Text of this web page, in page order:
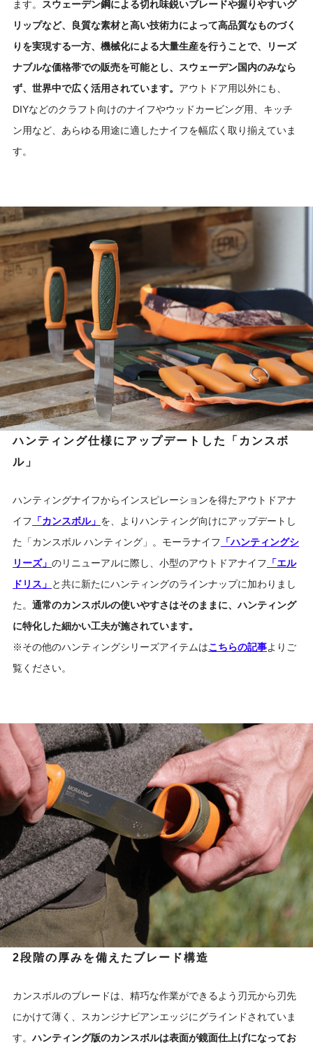
ます。
スウェーデン鋼による切れ味鋭いブレードや握りやすいグ
リップなど、良質な素材と高い技術力によって高品質なものづく
りを実現する一方、機械化による大量生産を行うことで、リーズ
ナブルな価格帯での販売を可能とし、スウェーデン国内のみなら
ず、世界中で広く活用されています。 アウトドア用以外にも、
DIYなどのクラフト向けのナイフやウッドカービング用、キッチ
ン用など、あらゆる用途に適したナイフを幅広く取り揃えていま
す。
ハンティング仕様にアップデートした「カンスボ
ル」
ハンティングナイフからインスピレーションを得たアウトドアナ
イフ 「カンスボル」 を、よりハンティング向けにアップデートし
た「カンスボル ハンティング」。モーラナイフ 「ハンティングシ
リーズ」 のリニューアルに際し、小型のアウトドアナイフ 「エル
ドリス」 と共に新たにハンティングのラインナップに加わりまし
た。 通常のカンスボルの使いやすさはそのままに、ハンティング
に特化した細かい工夫が施されています。
※その他のハンティングシリーズアイテムはこちらの記事よりご
覧ください。
2段階の厚みを備えたブレード構造
カンスボルのブレードは、精巧な作業ができるよう刃元から刃先
にかけて薄く、スカンジナビアンエッジにグラインドされていま
す。ハンティング版のカンスボルは表面が鏡面仕上げになってお